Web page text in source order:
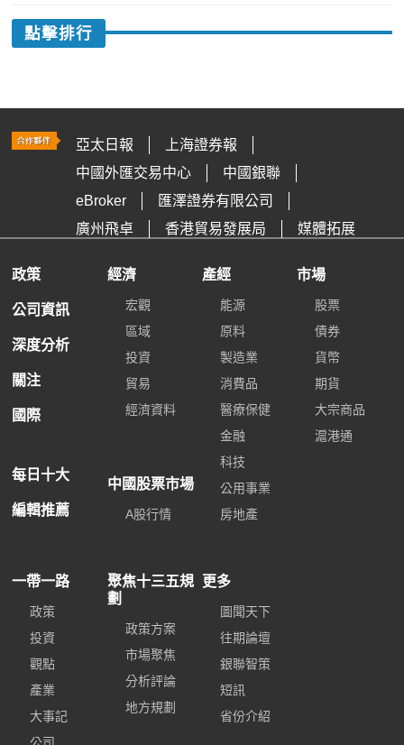
點擊排行
亞太日報
上海證券報
中國外匯交易中心
中國銀聯
eBroker
匯澤證券有限公司
廣州飛卓
香港貿易發展局 媒體拓展
政策
公司資訊
深度分析
關注
國際
每日十大
編輯推薦
經濟
宏觀
區域
投資
貿易
經濟資料
中國股票市場
A股行情
產經
能源
原料
製造業
消費品
醫療保健
金融
科技
公用事業
房地產
市場
股票
債券
貨幣
期貨
大宗商品
滬港通
一帶一路
政策
投資
觀點
產業
大事記
聚焦十三五規
劃
政策方案
市場聚焦
分析評論
地方規劃
更多
圖聞天下
往期論壇
銀聯智策
短訊
省份介紹